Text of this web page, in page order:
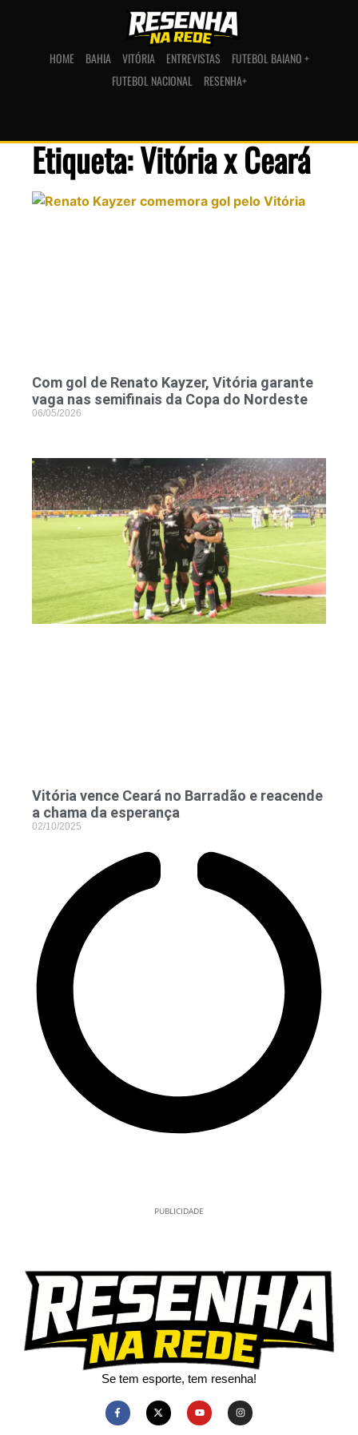
HOME BAHIA VITÓRIA ENTREVISTAS
FUTEBOL BAIANO +
FUTEBOL NACIONAL
RESENHA+
Etiqueta: Vitória x Ceará
Com gol de Renato Kayzer, Vitória garante
vaga nas semifinais da Copa do Nordeste
06/05/2026
Vitória vence Ceará no Barradão e reacende
a chama da esperança
02/10/2025
PUBLICIDADE
Se tem esporte, tem resenha!​